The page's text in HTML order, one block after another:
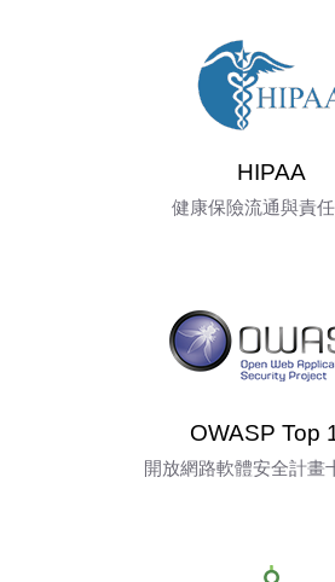
HIPAA
健康保險流通與責
OWASP Top
開放網路軟體安全計畫